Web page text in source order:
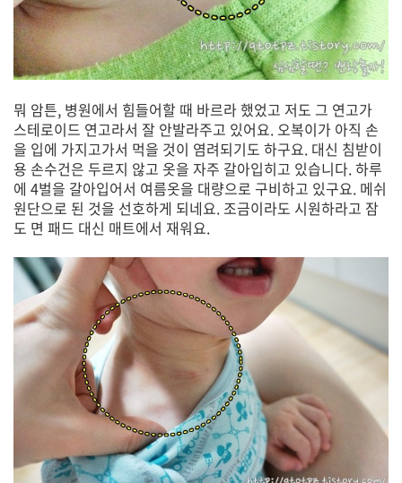
뭐 암튼, 병원에서 힘들어할 때 바르라 했었고 저도 그 연고가
스테로이드 연고라서 잘 안발라주고 있어요. 오복이가 아직 손
을 입에 가지고가서 먹을 것이 염려되기도 하구요. 대신 침받이
용 손수건은 두르지 않고 옷을 자주 갈아입히고 있습니다. 하루
에 4벌을 갈아입어서 여름옷을 대량으로 구비하고 있구요. 메쉬
원단으로 된 것을 선호하게 되네요. 조금이라도 시원하라고 잠
도 면 패드 대신 매트에서 재워요.